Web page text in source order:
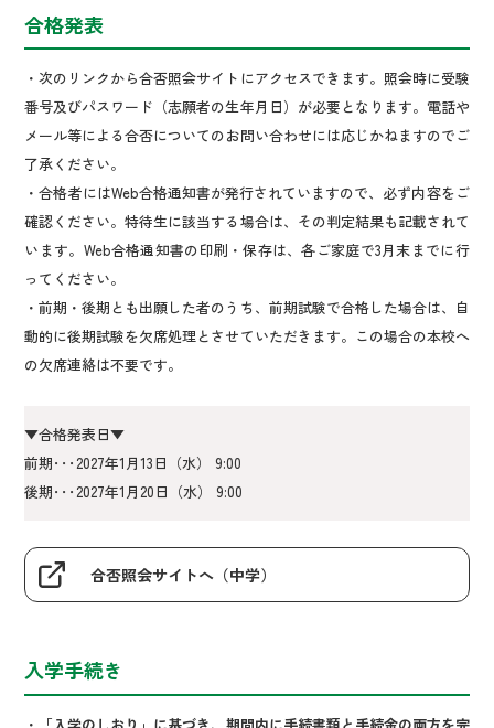
合格発表
・次のリンクから合否照会サイトにアクセスできます。照会時に受験
番号及びパスワード（志願者の生年月日）が必要となります。電話や
メール等による合否についてのお問い合わせには応じかねますのでご
了承ください。
・合格者にはWeb合格通知書が発行されていますので、必ず内容をご
確認ください。特待生に該当する場合は、その判定結果も記載されて
います。Web合格通知書の印刷・保存は、各ご家庭で3月末までに行
ってください。
・前期・後期とも出願した者のうち、前期試験で合格した場合は、自
動的に後期試験を欠席処理とさせていただきます。この場合の本校へ
の欠席連絡は不要です。
▼合格発表日▼
前期･･･2027年1月13日（水） 9:00
後期･･･2027年1月20日（水） 9:00
合否照会サイトへ（中学）
入学手続き
・
「入学のしおり」に基づき、期間内に手続書類と手続金の両方を完